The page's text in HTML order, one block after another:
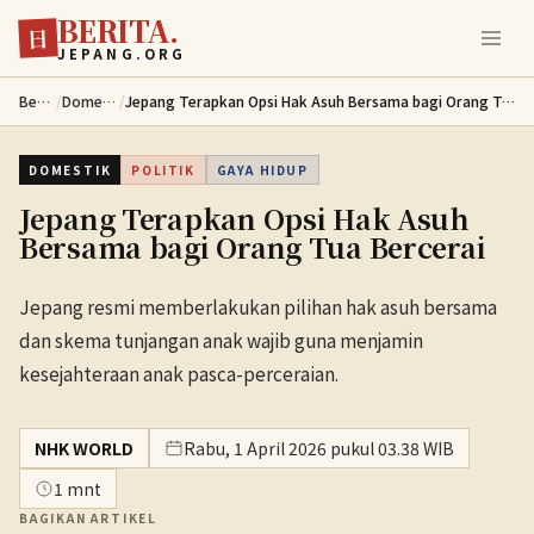
Lewati ke konten utama
日 BERITA.
JEPANG.ORG
Berita / Domestik / Jepang Terapkan Opsi Hak Asuh Bersama bagi Orang Tua Bercerai
DOMESTIK POLITIK GAYA HIDUP
Jepang Terapkan Opsi Hak Asuh
Bersama bagi Orang Tua Bercerai
Jepang resmi memberlakukan pilihan hak asuh bersama
dan skema tunjangan anak wajib guna menjamin
kesejahteraan anak pasca-perceraian.
NHK WORLD
Rabu, 1 April 2026 pukul 03.38 WIB
1 mnt
BAGIKAN ARTIKEL